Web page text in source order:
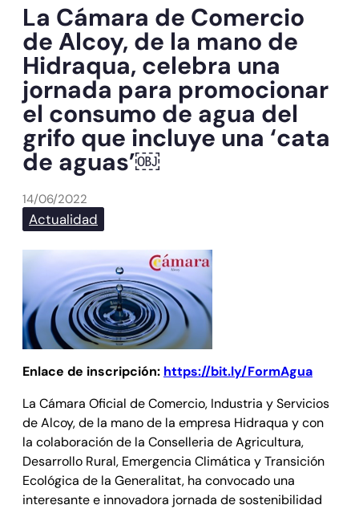
La Cámara de Comercio
de Alcoy, de la mano de
Hidraqua, celebra una
jornada para promocionar
el consumo de agua del
grifo que incluye una ‘cata
de aguas’￼
14/06/2022
Actualidad
Enlace de inscripción: https://bit.ly/FormAgua
La Cámara Oficial de Comercio, Industria y Servicios
de Alcoy, de la mano de la empresa Hidraqua y con
la colaboración de la Conselleria de Agricultura,
Desarrollo Rural, Emergencia Climática y Transición
Ecológica de la Generalitat, ha convocado una
interesante e innovadora jornada de sostenibilidad